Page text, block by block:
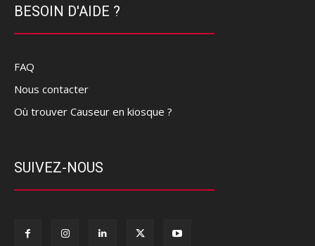
BESOIN D'AIDE ?
FAQ
Nous contacter
Où trouver Causeur en kiosque ?
SUIVEZ-NOUS